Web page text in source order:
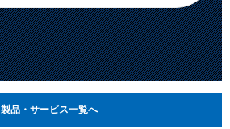
製品・サービス一覧へ